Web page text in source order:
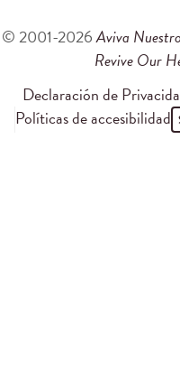
© 2001-2026Aviva
Revive Our
Declaración de
Políticas de accesibilidad